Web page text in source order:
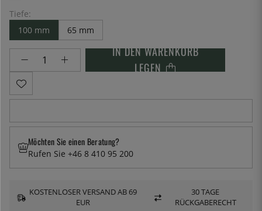
Tiefe:
100 mm
65 mm
IN DEN WARENKORB
LEGEN
Möchten Sie einen Beratung?
Rufen Sie +46 8 410 95 200
KOSTENLOSER VERSAND AB 69
EUR
30 TAGE
RÜCKGABERECHT